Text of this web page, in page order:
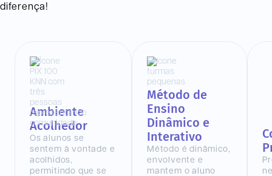
diferença!
Ambiente
Acolhedor
Os alunos se
sentem à vontade e
acolhidos,
permitindo que se
Método de
Ensino
Dinâmico e
Interativo
Método é dinâmico,
envolvente e
mantem o aluno